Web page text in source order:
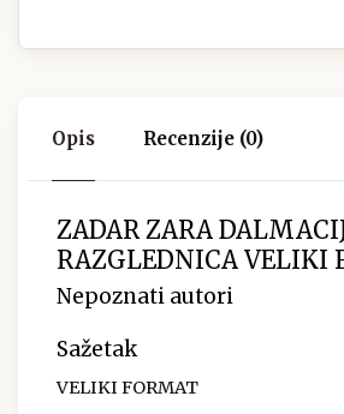
Opis Recenzije (0)
ZADAR ZARA
RAZGLEDNICA VELIKI
Nepoznati autori
Sažetak
VELIKI FORMAT